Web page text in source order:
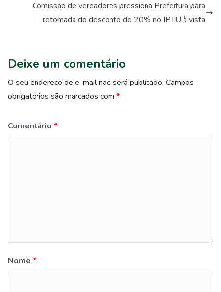
Comissão de vereadores pressiona Prefeitura para
retomada do desconto de 20% no IPTU à vista
Deixe um comentário
O seu endereço de e-mail não será publicado. Campos
obrigatórios são marcados com *
Comentário *
Nome *